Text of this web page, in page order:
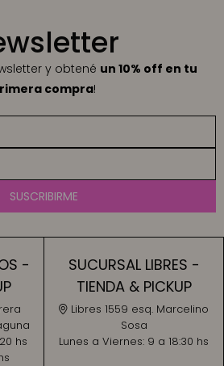
y obtené un 10% off en tu
compra!
SUSCRIBIRME
-
hs
SUCURSAL LIBRES -
TIENDA & PICKUP
Libres 1559 esq. Marcelino
Sosa
Lunes a Viernes: 9 a 18:30 hs